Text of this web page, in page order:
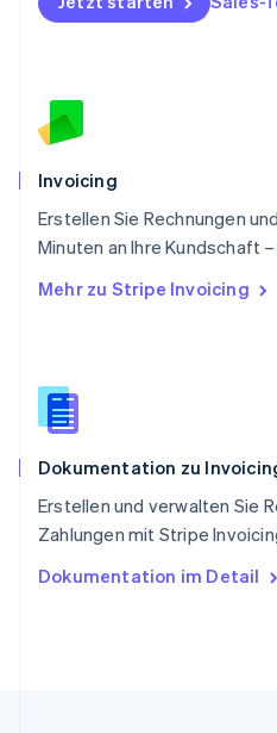
Invoicing
Erstellen Sie Rechnungen
Minuten an Ihre Kundschaft
Mehr zu Stripe Invoicing
Dokumentation zu
Erstellen und verwalten Sie
Zahlungen mit Stripe
Dokumentation im Detail
PortuguêsEnglish
Schweden
Schweiz
Singapur
English简体中文
Slowakei
Slowenien
English
Spanien
Thailand
Tschechische Republik
English
English